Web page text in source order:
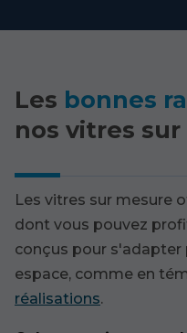
Les bonnes
nos vitres
Les vitres sur mesure
dont vous pouvez
conçus pour
espace, comme en
réalisations.